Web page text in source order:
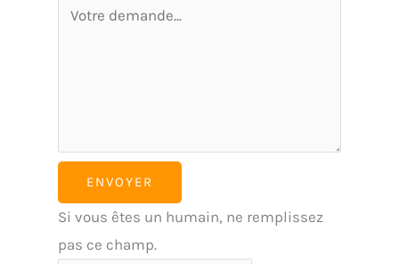
ENVOYER
Si vous êtes un humain, ne remplissez
pas ce champ.